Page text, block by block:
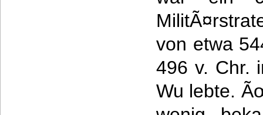
von etwa
496 v. Chr.
Wu lebte.